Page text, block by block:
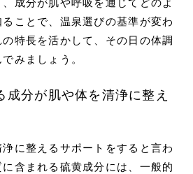
、成分が肌や呼吸を通じてどのよ
ことで、温泉選びの基準が変わ
特長を活かして、その日の体調
みましょう。
成分が肌や体を清浄に整え
に整えるサポートをすると言わ
含まれる硫黄成分には、一般的